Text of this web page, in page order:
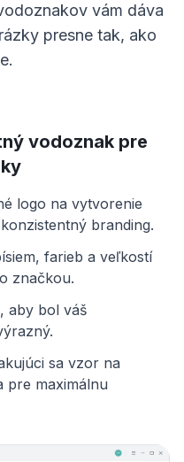
vám dáva
presne tak, ako
vodoznak pre
logo na vytvorenie
branding.
farieb a veľkostí
značkou.
aby bol váš
sa vzor na
pre maximálnu